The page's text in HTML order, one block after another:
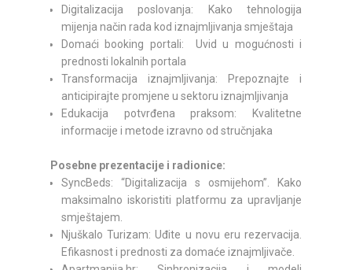
Digitalizacija poslovanja: Kako tehnologija
mijenja način rada kod iznajmljivanja smještaja
Domaći booking portali: Uvid u mogućnosti i
prednosti lokalnih portala
Transformacija iznajmljivanja: Prepoznajte i
anticipirajte promjene u sektoru iznajmljivanja
Edukacija potvrđena praksom: Kvalitetne
informacije i metode izravno od stručnjaka
Posebne prezentacije i radionice:
SyncBeds: “Digitalizacija s osmijehom”. Kako
maksimalno iskoristiti platformu za upravljanje
smještajem.
Njuškalo Turizam: Uđite u novu eru rezervacija.
Efikasnost i prednosti za domaće iznajmljivače.